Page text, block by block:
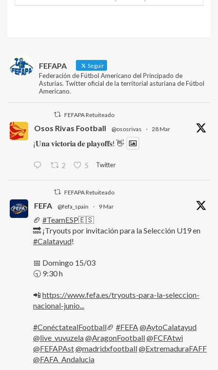
FEFAPA Seguir
Federación de Fútbol Americano del Principado de
Asturias. Twitter oficial de la territorial asturiana de Fútbol
Americano.
FEFAPA Retuiteado
Osos Rivas Football @ososrivas · 28 Mar
¡𝐔𝐧𝐚 𝐯𝐢𝐜𝐭𝐨𝐫𝐢𝐚 𝐝𝐞 𝐩𝐥𝐚𝐲𝐨𝐟𝐟𝐬! 👋
2 5 Twitter
FEFAPA Retuiteado
FEFA @fefa_spain · 9 Mar
🏈 #TeamESP🇪🇸
🔜 ¡Tryouts por invitación para la Selección U19 en
#Calatayud!
📅 Domingo 15/03
🕤 9:30 h
📲 https://www.fefa.es/tryouts-para-la-seleccion-
nacional-junio...
#ConéctatealFootball🏈 #FEFA@AytoCalatayud
@live_vuvuzela@AragonFootball@FCFAtwi
@FEFAPAst@madridxfootball@ExtremaduraFAFF
@FAFA_Andalucia